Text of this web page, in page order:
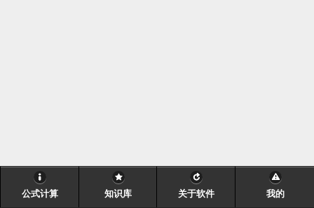
公式计算 知识库 关于软件 我的